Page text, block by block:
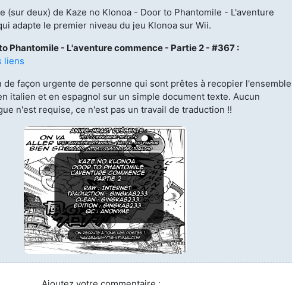
en cours
(11)
terminés
(132)
terminés
(88)
en pause (7)
licenciés (19)
abandonnés
les mangas
(sur deux) de Kaze no Klonoa - Door to Phantomile - L'aventure
adapte le premier niveau du jeu Klonoa sur Wii.
Phantomile - L'aventure commence - Partie 2 - #367 :
liens
de façon urgente de personne qui sont prêtes à recopier l'ensemble
italien et en espagnol sur un simple document texte. Aucun
n'est requise, ce n'est pas un travail de traduction !!